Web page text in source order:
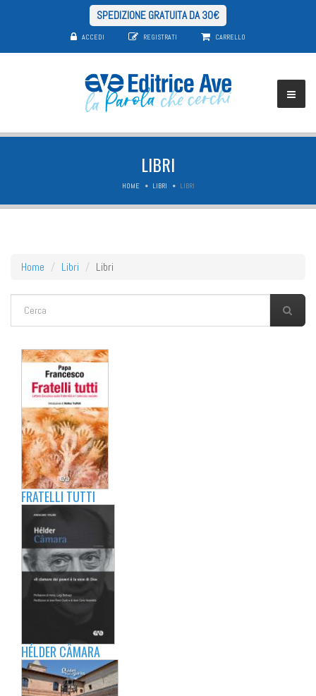
SPEDIZIONE GRATUITA DA 30€
ACCEDI REGISTRATI CARRELLO
LIBRI
HOME LIBRI LIBRI
Home Libri Libri
FORM DI RICERCA
FRATELLI TUTTI
HÉLDER CÂMARA